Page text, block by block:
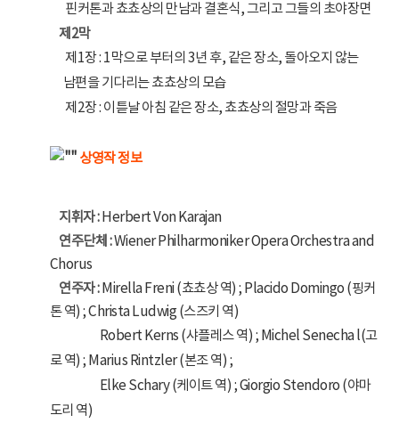
핀커톤과 쵸쵸상의 만남과 결혼식, 그리고 그들의 초야장면
제2막
제1장 : 1막으로 부터의 3년 후, 같은 장소, 돌아오지 않는
남편을 기다리는 쵸쵸상의 모습
제2장 : 이튿날 아침 같은 장소, 쵸쵸상의 절망과 죽음
상영작 정보
지휘자 : Herbert Von Karajan
연주단체 :Wiener Philharmoniker Opera Orchestra and
Chorus
연주자 :Mirella Freni (쵸쵸상 역) ; Placido Domingo (핑커
톤 역) ; Christa Ludwig (스즈키 역)
Robert Kerns (샤플레스 역) ; Michel Senecha l(고
로 역) ; Marius Rintzler (본조 역) ;
Elke Schary (케이트 역) ; Giorgio Stendoro (야마
도리 역)